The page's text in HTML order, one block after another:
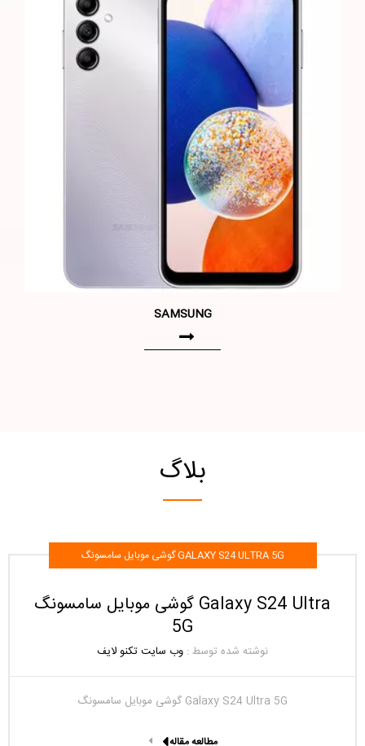
SAMSUNG
بلاگ
گوشی موبایل سامسونگ GALAXY S24 ULTRA 5G
گوشی موبایل سامسونگ Galaxy S24 Ultra
5G
نوشته شده توسط : وب سایت تکنو لایف
گوشی موبایل سامسونگ Galaxy S24 Ultra 5G
مطالعه مقاله